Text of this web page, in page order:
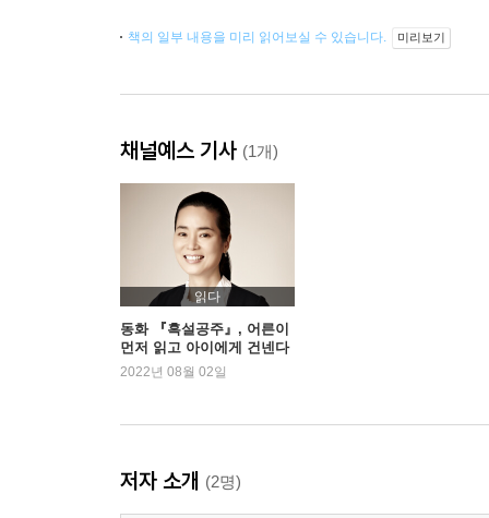
책의 일부 내용을 미리 읽어보실 수 있습니다. 미리보기
채널예스 기사 (1개)
읽다
동화 『흑설공주』, 어른이
먼저 읽고 아이에게 건넨다
면
2022년 08월 02일
저자 소개 (2명)